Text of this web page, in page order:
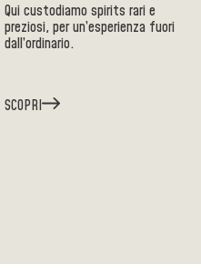
Qui custodiamo spirits rari e
preziosi, per un’esperienza fuori
dall’ordinario.
SCOPRI